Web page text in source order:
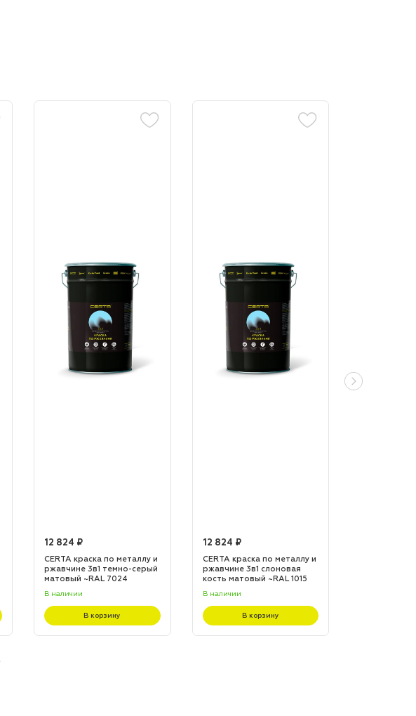
12 824 ₽
CERTA краска по металлу и
ржавчине 3в1 темно-серый
матовый ~RAL 7024
В наличии
В корзину
12 824 ₽
CERTA краска по металлу и
ржавчине 3в1 слоновая
кость матовый ~RAL 1015
В наличии
В корзину